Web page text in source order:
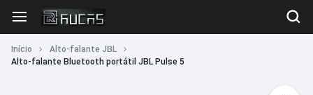
Início
Alto-falante JBL
Alto-falante Bluetooth portátil JBL Pulse 5